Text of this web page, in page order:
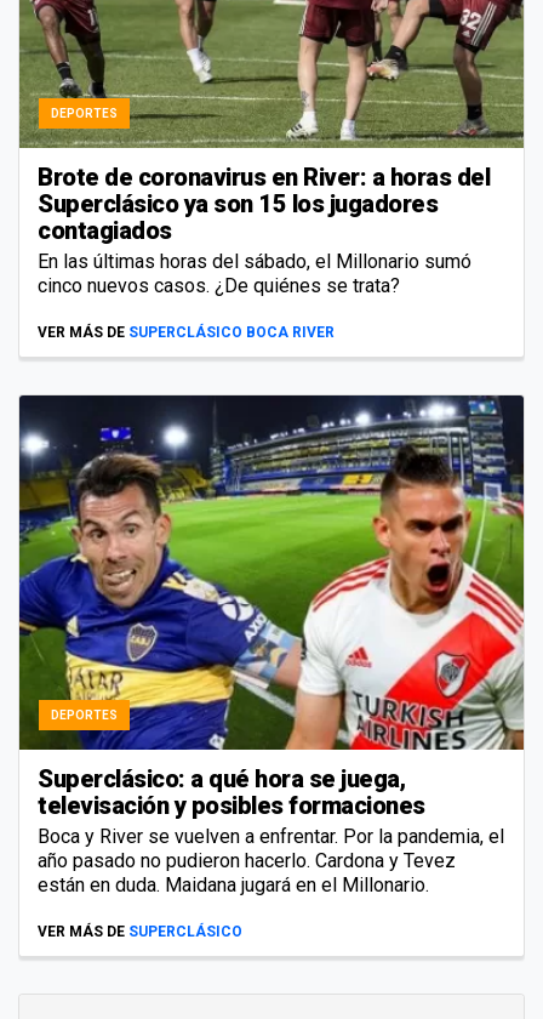
DEPORTES
Brote de coronavirus en River: a horas del
Superclásico ya son 15 los jugadores
contagiados
En las últimas horas del sábado, el Millonario sumó
cinco nuevos casos. ¿De quiénes se trata?
VER MÁS DE SUPERCLÁSICO BOCA RIVER
DEPORTES
Superclásico: a qué hora se juega,
televisación y posibles formaciones
Boca y River se vuelven a enfrentar. Por la pandemia, el
año pasado no pudieron hacerlo. Cardona y Tevez
están en duda. Maidana jugará en el Millonario.
VER MÁS DE SUPERCLÁSICO